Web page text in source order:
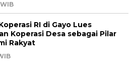
RI di Gayo Lues
Koperasi Desa sebagai Pilar
Rakyat